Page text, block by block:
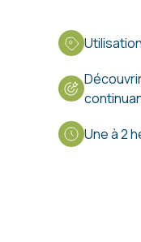
Une à 2